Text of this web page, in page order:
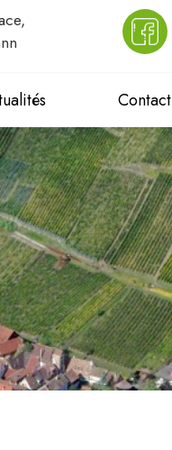
Contact